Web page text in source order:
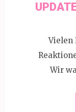
Vielen
Wir